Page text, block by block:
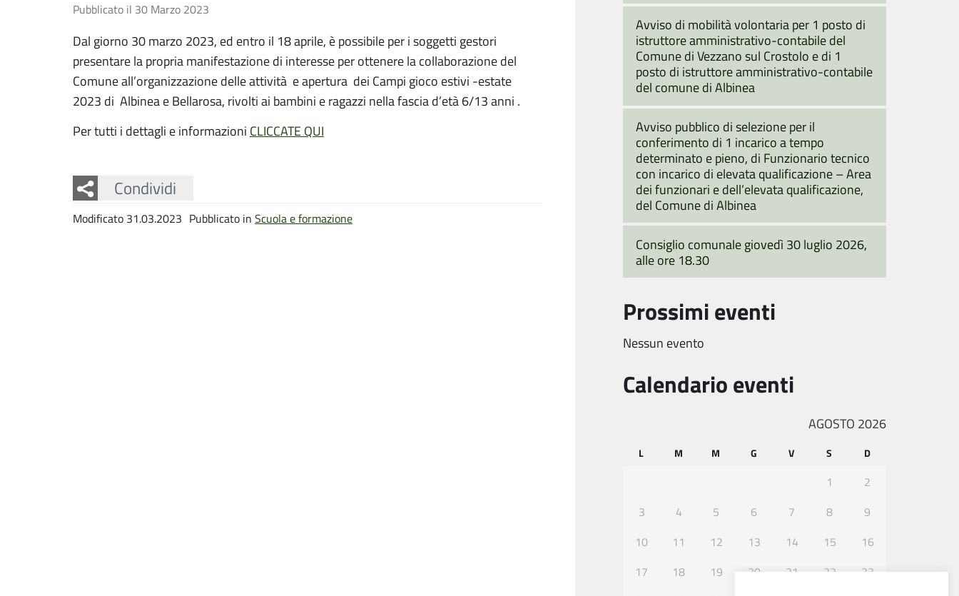
Pubblicato il 30 Marzo 2023
Dal giorno 30 marzo 2023, ed entro il 18 aprile, è possibile per i soggetti gestori
presentare la propria manifestazione di interesse per ottenere la collaborazione del
Comune all’organizzazione delle attività e apertura dei Campi gioco estivi -estate
2023 di Albinea e Bellarosa, rivolti ai bambini e ragazzi nella fascia d’età 6/13 anni .
Per tutti i dettagli e informazioni CLICCATE QUI
Condividi
Facebook
Twitter
Whatsapp
Modificato 31.03.2023 Pubblicato in Scuola e formazione
Avviso di mobilità volontaria per 1 posto di
istruttore amministrativo-contabile del
Comune di Vezzano sul Crostolo e di 1
posto di istruttore amministrativo-contabile
del comune di Albinea
Avviso pubblico di selezione per il
conferimento di 1 incarico a tempo
determinato e pieno, di Funzionario tecnico
con incarico di elevata qualificazione – Area
dei funzionari e dell’elevata qualificazione,
del Comune di Albinea
Consiglio comunale giovedì 30 luglio 2026,
alle ore 18.30
Prossimi eventi
Nessun evento
Calendario eventi
AGOSTO 2026
L M M G V S D
1
2
3
4 5 6 7 8
9
10
11 12 13 14 15
16
17
18 19 20 21 22
23